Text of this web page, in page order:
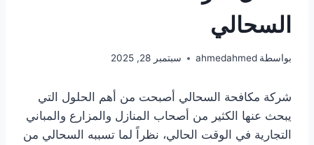
السحالي
بواسطة ahmedahmed سبتمبر 28, 2025
شركة مكافحة السحالي أصبحت من أهم الحلول التي
يبحث عنها الكثير من أصحاب المنازل والمزارع والمباني
التجارية في الوقت الحالي، نظراً لما تسببه السحالي من